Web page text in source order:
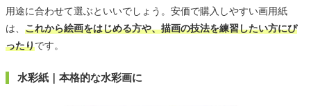
用途に合わせて選ぶといいでしょう。安価で購入しやすい画用紙
は、 これから絵画をはじめる方や、描画の技法を練習したい方にぴ
ったりです。
水彩紙｜本格的な水彩画に